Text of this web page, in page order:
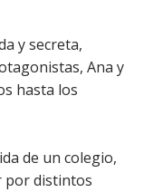
y secreta,
Ana y
hasta los
de un colegio,
por distintos